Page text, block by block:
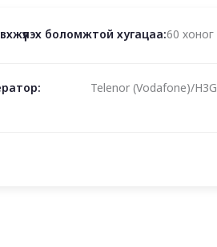
боломжтой хугацаа:60 хоног
Telenor (Vodafone)/H3G